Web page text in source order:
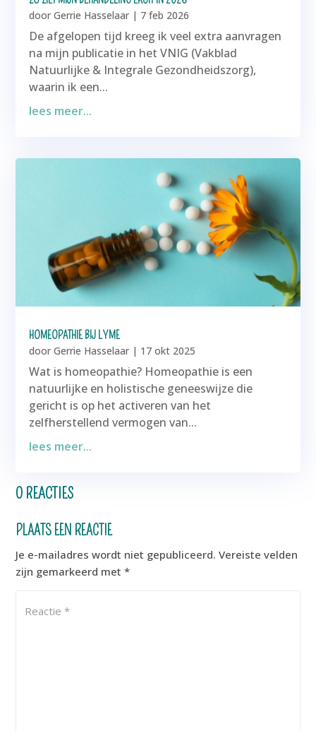
doorGerrie Hasselaar | 7 feb 2026
De afgelopen tijd kreeg ik veel extra aanvragen
na mijn publicatie in het VNIG (Vakblad
Natuurlijke & Integrale Gezondheidszorg),
waarin ik een...
lees meer...
HOMEOPATHIE BIJ LYME
doorGerrie Hasselaar | 17 okt 2025
Wat is homeopathie? Homeopathie is een
natuurlijke en holistische geneeswijze die
gericht is op het activeren van het
zelfherstellend vermogen van...
lees meer...
0 REACTIES
PLAATS EEN REACTIE
Je e-mailadres wordt niet gepubliceerd. Vereiste velden
zijn gemarkeerd met*